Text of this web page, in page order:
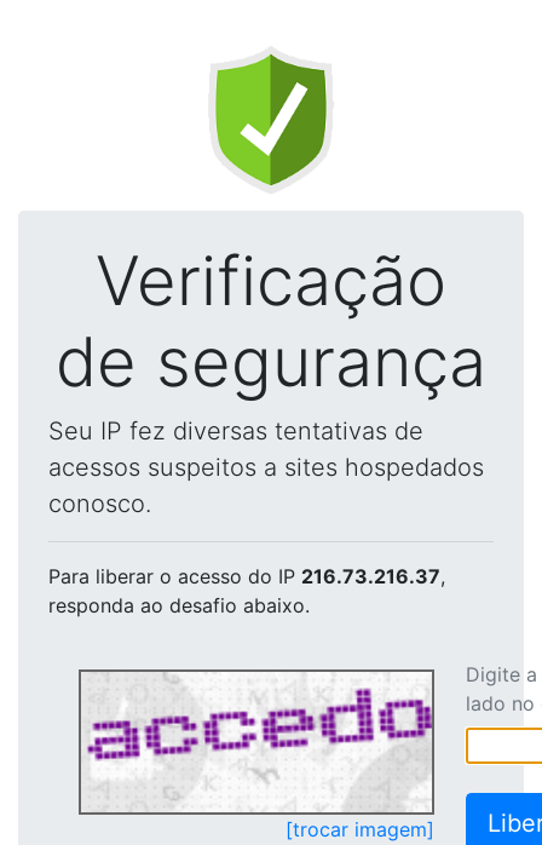
Verificação
de segurança
Seu IP fez diversas tentativas de
acessos suspeitos a sites hospedados
conosco.
Para liberar o acesso do IP 216.73.216.37,
responda ao desafio abaixo.
[trocar imagem]
Digite
lado no